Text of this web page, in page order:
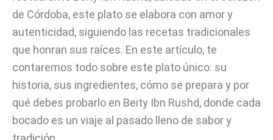
de Córdoba, este plato se elabora con amor y
autenticidad, siguiendo las recetas tradicionales
que honran sus raíces. En este artículo, te
contaremos todo sobre este plato único: su
historia, sus ingredientes, cómo se prepara y por
qué debes probarlo en Beity Ibn Rushd, donde cada
bocado es un viaje al pasado lleno de sabor y